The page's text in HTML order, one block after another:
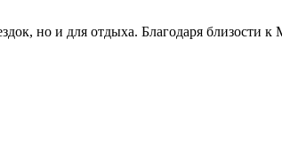
но и для отдыха. Благодаря